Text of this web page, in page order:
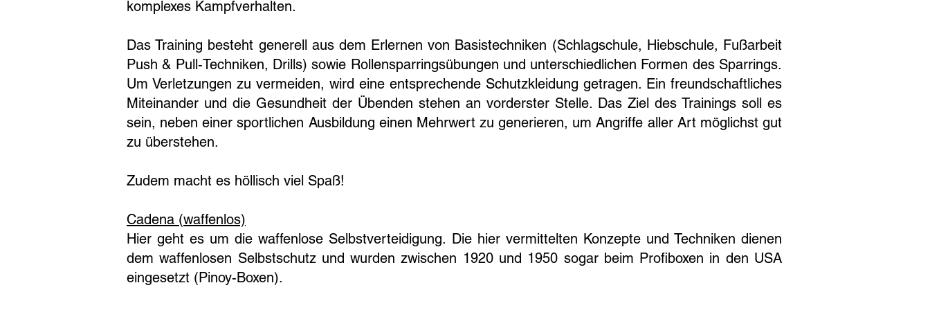
komplexes Kampfverhalten.
Das Training besteht generell aus dem Erlernen von Basistechniken (Schlagschule, Hiebschule, Fußarbeit
Push & Pull-Techniken, Drills) sowie Rollensparringsübungen und unterschiedlichen Formen des Sparrings.
Um Verletzungen zu vermeiden, wird eine entsprechende Schutzkleidung getragen. Ein freundschaftliches
Miteinander und die Gesundheit der Übenden stehen an vorderster Stelle. Das Ziel des Trainings soll es
sein, neben einer sportlichen Ausbildung einen Mehrwert zu generieren, um Angriffe aller Art möglichst gut
zu überstehen.
Zudem macht es höllisch viel Spaß!
Cadena (waffenlos)
Hier geht es um die waffenlose Selbstverteidigung. Die hier vermittelten Konzepte und Techniken dienen
dem waffenlosen Selbstschutz und wurden zwischen 1920 und 1950 sogar beim Profiboxen in den USA
eingesetzt (Pinoy-Boxen).